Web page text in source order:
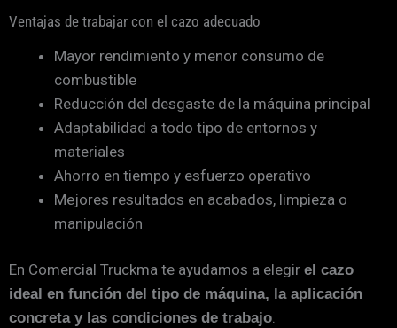
Ventajas de trabajar con el cazo adecuado
Mayor rendimiento y menor consumo de
combustible
Reducción del desgaste de la máquina principal
Adaptabilidad a todo tipo de entornos y
materiales
Ahorro en tiempo y esfuerzo operativo
Mejores resultados en acabados, limpieza o
manipulación
En Comercial Truckma te ayudamos a elegir el cazo
ideal en función del tipo de máquina, la aplicación
concreta y las condiciones de trabajo.